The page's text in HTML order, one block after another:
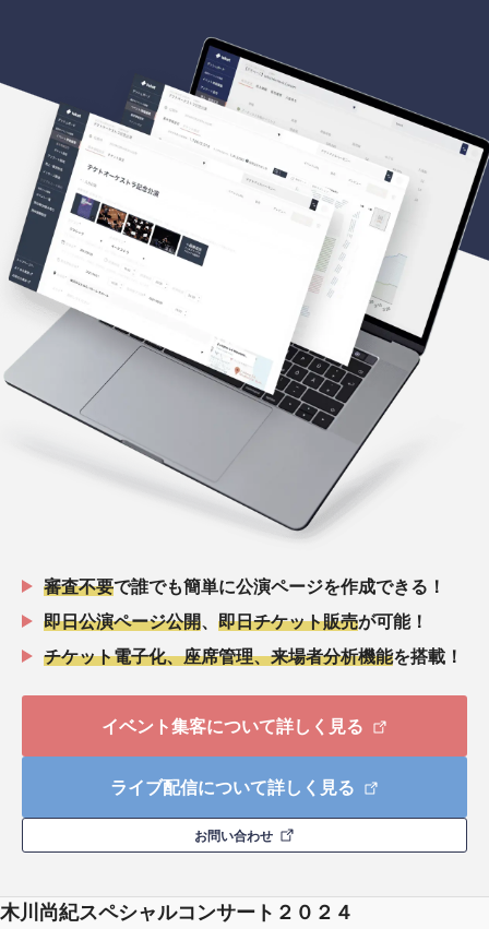
審査不要で誰でも簡単に公演ページを作成できる！
即日公演ページ公開
即日チケット販売が可能！
チケット電子化、座席管理、来場者分析機能を搭載！
イベント集客について詳しく見る
ライブ配信について詳しく見る
お問い合わせ
木川尚紀スペシャルコンサート２０２４